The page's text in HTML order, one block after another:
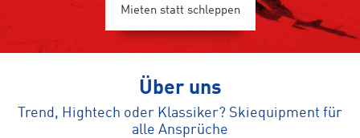
Mieten statt schleppen
Über uns
Trend, Hightech oder Klassiker? Skiequipment für
alle Ansprüche